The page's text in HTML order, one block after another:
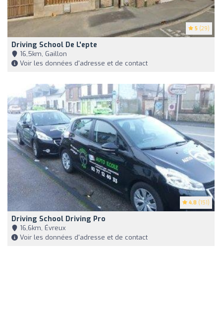
5 (29)
Driving School De L'epte
16,5km, Gaillon
Voir les données d'adresse et de contact
4.8 (151)
Driving School Driving Pro
16,6km, Évreux
Voir les données d'adresse et de contact